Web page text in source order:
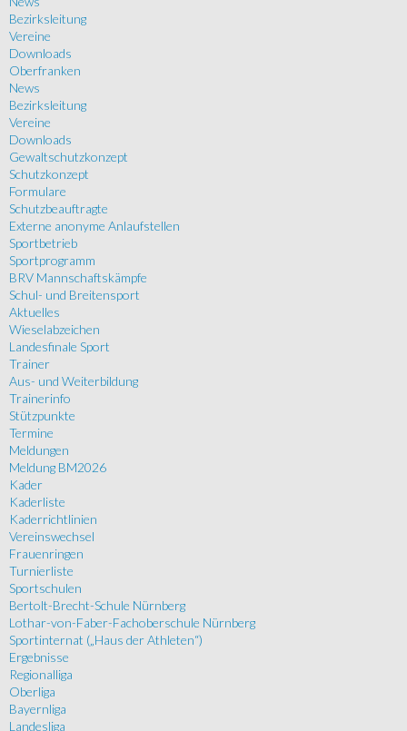
Bezirksleitung
Vereine
Downloads
Oberfranken
News
Bezirksleitung
Vereine
Downloads
Gewaltschutzkonzept
Schutzkonzept
Formulare
Schutzbeauftragte
Externe anonyme Anlaufstellen
Sportbetrieb
Sportprogramm
BRV Mannschaftskämpfe
Schul- und Breitensport
Aktuelles
Wieselabzeichen
Landesfinale Sport
Trainer
Aus- und Weiterbildung
Trainerinfo
Stützpunkte
Termine
Meldungen
Meldung BM2026
Kader
Kaderliste
Kaderrichtlinien
Vereinswechsel
Frauenringen
Turnierliste
Sportschulen
Bertolt-Brecht-Schule Nürnberg
Lothar-von-Faber-Fachoberschule Nürnberg
Sportinternat („Haus der Athleten“)
Ergebnisse
Regionalliga
Oberliga
Bayernliga
Landesliga